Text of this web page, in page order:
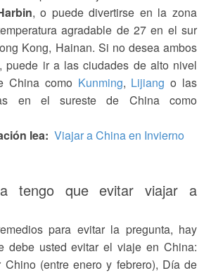
, o puede divertirse en la zona
agradable de 27 en el sur
Kong, Hainan. Si no desea ambos
puede ir a las ciudades de alto nivel
China como Kunming, Lijiango las
en el sureste de China como
lea: Viajar a China en Invierno
tengo que evitar viajar a
para evitar la pregunta, hay
debe usted evitar el viaje en China:
(entre enero y febrero), Día de